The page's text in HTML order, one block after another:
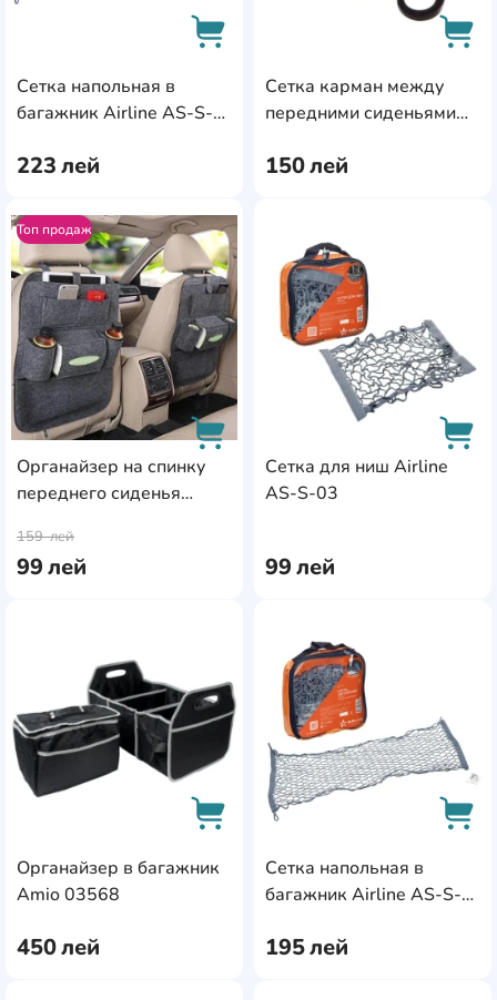
Сетка напольная в
багажник Airline AS-S-
223лей
AddCardToCart
Сетка карман между
передними сиденьями
150лей
Органайзер на спинку
переднего сиденья
99лей
159лей
AddCardToFavourite
Топ продаж
Сетка для ниш Airline
AS-S-03
99лей
Органайзер в багажник
Amio 03568
450лей
AddCardToFavourite
AddCardToCart
Сетка напольная в
багажник Airline AS-S-
195лей